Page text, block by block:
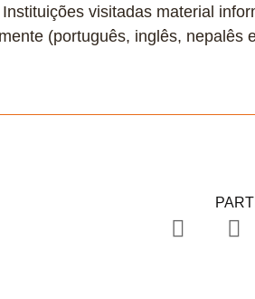
visitadas material
(português, inglês, nepalês